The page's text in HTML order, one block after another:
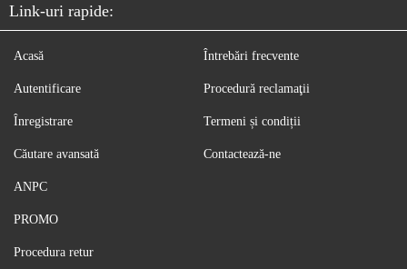
Link-uri rapide:
Acasă
Autentificare
Înregistrare
Căutare avansată
Întrebări frecvente
Procedură reclamaţii
Termeni și condiții
Contactează-ne
ANPC
PROMO
Procedura retur